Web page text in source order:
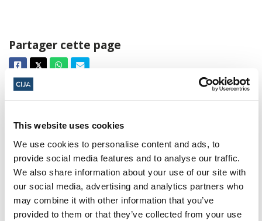
This website uses cookies
We use cookies to personalise content and ads, to
provide social media features and to analyse our traffic.
We also share information about your use of our site with
our social media, advertising and analytics partners who
may combine it with other information that you’ve
provided to them or that they’ve collected from your use
Partager cette page
Facebook
𝕏TwitterWhatsappCourriel
À propos du CIJA
Le Centre consultatif des relations
juives et israéliennes est l'agence de
représentation de Fédérations juives du